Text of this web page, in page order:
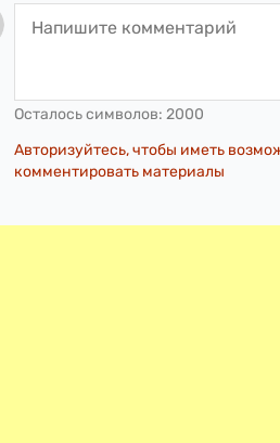
Осталось символов: 2000
Авторизуйтесь, чтобы иметь
комментировать материалы